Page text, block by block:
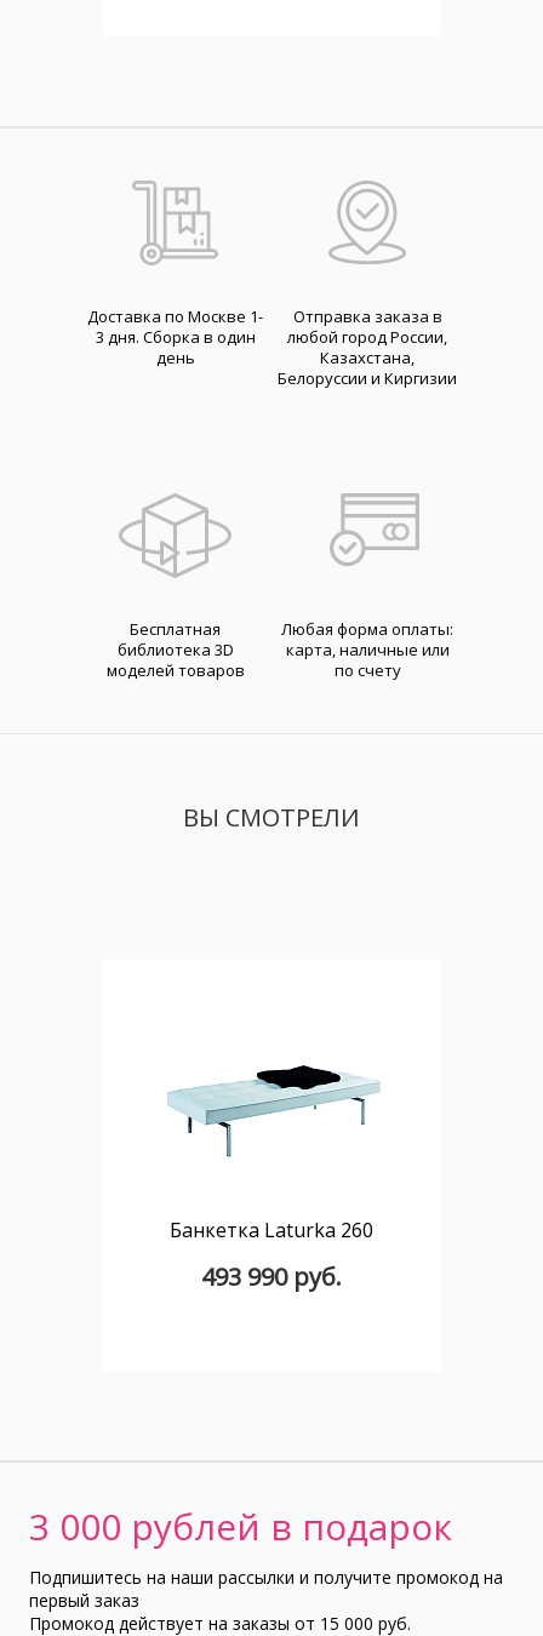
Доставка по Москве 1-
3 дня. Cборка в один
день
Отправка заказа в
любой город России,
Казахстана,
Белоруссии и Киргизии
Бесплатная
библиотека 3D
моделей товаров
Любая форма оплаты:
карта, наличные или
по счету
ВЫ СМОТРЕЛИ
Банкетка Laturka 260
493 990 руб.
3 000 рублей в подарок
Подпишитесь на наши рассылки и получите промокод на
первый заказ
Промокод действует на заказы от 15 000 руб.